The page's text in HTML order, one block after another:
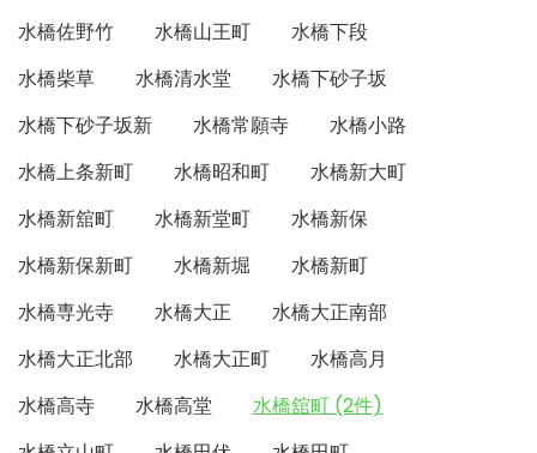
水橋佐野竹
水橋山王町
水橋下段
水橋柴草
水橋清水堂
水橋下砂子坂
水橋下砂子坂新
水橋常願寺
水橋小路
水橋上条新町
水橋昭和町
水橋新大町
水橋新舘町
水橋新堂町
水橋新保
水橋新保新町
水橋新堀
水橋新町
水橋専光寺
水橋大正
水橋大正南部
水橋大正北部
水橋大正町
水橋高月
水橋高寺
水橋高堂
水橋舘町 (2件)